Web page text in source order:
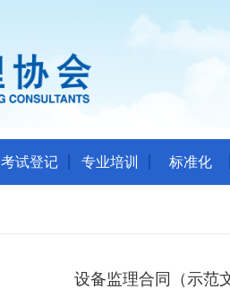
考试登记 专业培训 标准化
设备监理合同（示范